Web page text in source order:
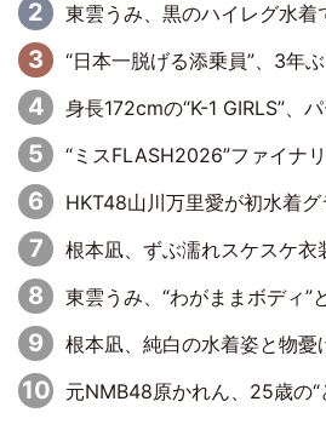
東雲うみ、黒のハイレグ水着で見せた“わがままボディ”がたまらない「うみちゃ
“日本一脱げる添乗員”、3年ぶりにグラビアDVDで
身長172cmの“K-1 GIRLS”、パーフェクト
“ミスFLASH2026”ファイナリスト、ダンスで
HKT48山川万里愛が初水着グラビア 先輩メンバ
根本凪、ずぶ濡れスケスケ衣装にドキッ「表情が良過ぎる」「ね
東雲うみ、“わがままボディ”と“とんでもない衣装”で誘惑「パーフェクトな
根本凪、純白の水着姿と物憂げな表情に思わずドキドキ…
元NMB48原かれん、25歳の“どストライクボディ”をバリで解